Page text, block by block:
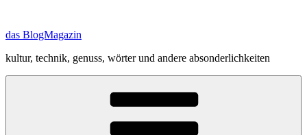
springen
das BlogMagazin
kultur, technik, genuss, wörter und andere absonderlichkeiten